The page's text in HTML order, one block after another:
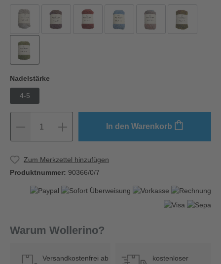
Nadelstärke
4-5
1 In den Warenkorb
Zum Merkzettel hinzufügen
Produktnummer: 90366/0/7
Warum Wollerino?
Versandkostenfrei ab
kostenloser